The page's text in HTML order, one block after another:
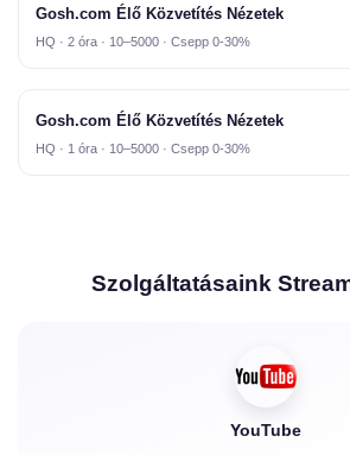
Gosh.com Élő Közvetítés Nézetek
HQ · 2 óra · 10–5000 · Csepp 0-30%
Gosh.com Élő Közvetítés Nézetek
HQ · 1 óra · 10–5000 · Csepp 0-30%
Szolgáltatásaink
YouTube